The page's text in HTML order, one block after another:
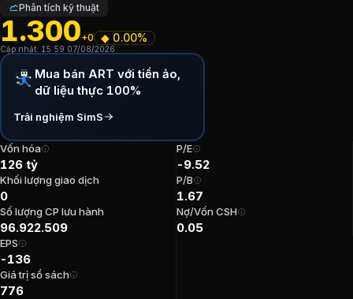
Ban lãnh đạo Xem đầy đủ CTHĐQT Ông Trịnh Huy Linh
Chỉ số tài chínhART
Giá hiện tại:
Vốn hóa: 126 tỷ đồng
P/E: -9,52
P/B:
EPS: -136,49
ROA: -14,69%
Tỷ suất cổ tức:
Ban lãnh đạo
Phân tích kỹ thuật
1.300+0 ◆ 0.00%
Cập nhật: 15:59 07/08/2026
Mua bán ART với tiền ảo,
dữ liệu thực 100%
Trải nghiệm SimS
Vốn hóa
126 tỷ
Khối lượng giao dịch
0
Số lượng CP lưu hành
96.922.509
P/E
-9.52
P/B
1.67
Nợ/Vốn CSH
0.05
EPS
-136
Giá trị sổ sách
776